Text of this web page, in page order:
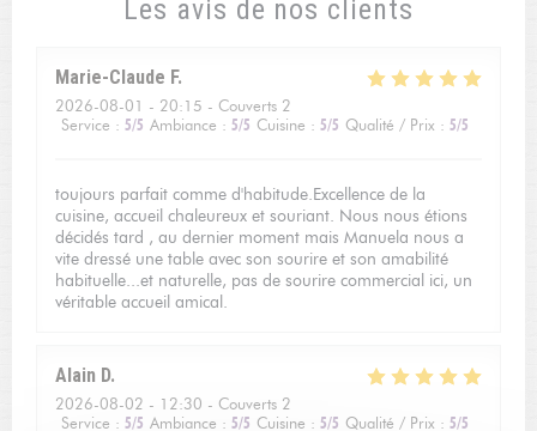
Les avis de nos clients
Marie-Claude F
2026-08-01 - 20:15 - Couverts 2
Service : 5/5 Ambiance : 5/5 Cuisine : 5/5 Qualité / Prix : 5/5
toujours parfait comme d'habitude.Excellence de la
cuisine, accueil chaleureux et souriant. Nous nous étions
décidés tard , au dernier moment mais Manuela nous a
vite dressé une table avec son sourire et son amabilité
habituelle...et naturelle, pas de sourire commercial ici, un
véritable accueil amical.
Alain D
2026-08-02 - 12:30 - Couverts 2
Service : 5/5 Ambiance : 5/5 Cuisine : 5/5 Qualité / Prix : 5/5